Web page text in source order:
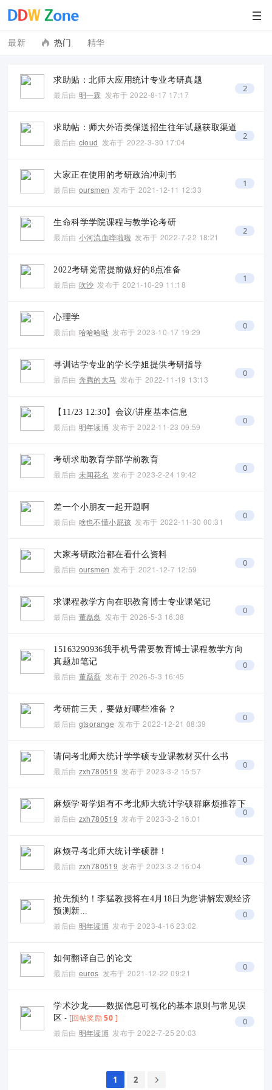
最新 热门 精华
2
求助贴：北师大应用统计专业考研真题
最后由 明一霖 发布于 2022-8-17 17:17
2
求助帖：师大外语类保送招生往年试题获取渠道
最后由 cloud 发布于 2022-3-30 17:04
1
大家正在使用的考研政治冲刺书
最后由 oursmen 发布于 2021-12-11 12:33
2
生命科学学院课程与教学论考研
最后由 小河流血哗啦啦 发布于 2022-7-22 18:21
1
2022考研党需提前做好的8点准备
最后由 吹沙 发布于 2021-10-29 11:18
0
心理学
最后由 哈哈哈哒 发布于 2023-10-17 19:29
0
寻训诂学专业的学长学姐提供考研指导
最后由 奔腾的大马 发布于 2022-11-19 13:13
0
【11/23 12:30】会议/讲座基本信息
最后由 明年读博 发布于 2022-11-23 09:59
0
考研求助教育学部学前教育
最后由 未闻花名 发布于 2023-2-24 19:42
0
差一个小朋友一起开题啊
最后由 啥也不懂小屁孩 发布于 2022-11-30 00:31
0
大家考研政治都在看什么资料
最后由 oursmen 发布于 2021-12-7 12:59
0
求课程教学方向在职教育博士专业课笔记
最后由 董磊磊 发布于 2026-5-3 16:38
0
15163290936我手机号需要教育博士课程教学方向
真题加笔记
最后由 董磊磊 发布于 2026-5-3 16:45
0
考研前三天，要做好哪些准备？
最后由 gtsorange 发布于 2022-12-21 08:39
0
请问考北师大统计学学硕专业课教材买什么书
最后由 zxh780519 发布于 2023-3-2 15:57
0
麻烦学哥学姐有不考北师大统计学硕群麻烦推荐下
最后由 zxh780519 发布于 2023-3-2 16:01
0
麻烦寻考北师大统计学硕群！
最后由 zxh780519 发布于 2023-3-2 16:04
0
抢先预约！李猛教授将在4月18日为您讲解宏观经济
预测新...
最后由 明年读博 发布于 2023-4-16 23:02
0
如何翻译自己的论文
最后由 euros 发布于 2021-12-22 09:21
0
学术沙龙——数据信息可视化的基本原则与常见误
区 - [回帖奖励50 ]
最后由 明年读博 发布于 2022-7-25 20:03
1 2